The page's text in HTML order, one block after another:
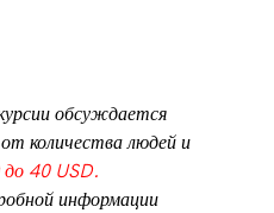
обсуждается
количества людей и
40 USD.
информации